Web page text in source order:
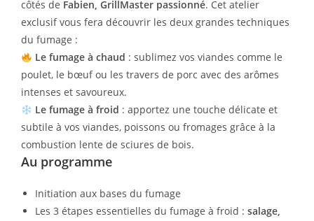
côtés de Fabien, GrillMaster passionné. Cet atelier
exclusif vous fera découvrir les deux grandes techniques
du fumage :
Le fumage à chaud : sublimez vos viandes comme le
poulet, le bœuf ou les travers de porc avec des arômes
intenses et savoureux.
Le fumage à froid : apportez une touche délicate et
subtile à vos viandes, poissons ou fromages grâce à la
combustion lente de sciures de bois.
Au programme
Initiation aux bases du fumage
Les 3 étapes essentielles du fumage à froid : salage,